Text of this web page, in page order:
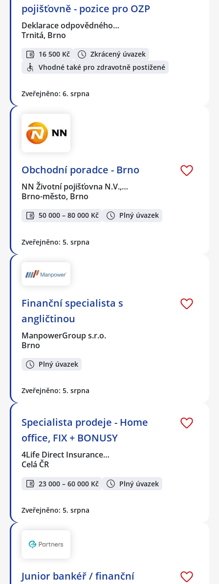
pojišťovně - pozice pro OZP
Deklarace odpovědného…
Trnitá, Brno
16 500 Kč
Zkrácený úvazek
Vhodné také pro zdravotně postižené
Zveřejněno: 6. srpna
Obchodní poradce - Brno
NN Životní pojišťovna N.V.,…
Brno-město, Brno
50 000 – 80 000 Kč Plný úvazek
Zveřejněno: 5. srpna
Finanční specialista s
angličtinou
ManpowerGroup s.r.o.
Brno
Plný úvazek
Zveřejněno: 5. srpna
Specialista prodeje - Home
office, FIX + BONUSY
4Life Direct Insurance…
Celá ČR
23 000 – 60 000 Kč Plný úvazek
Zveřejněno: 5. srpna
Junior bankéř / finanční